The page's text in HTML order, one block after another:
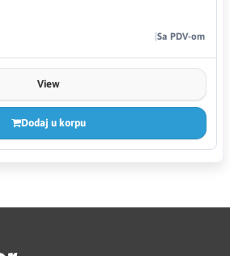
Sa PDV-om
View
Dodaj u korpu